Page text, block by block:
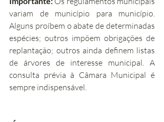
variam de município para município.
Alguns proíbem o abate de determinadas
espécies; outros impõem obrigações de
replantação; outros ainda definem listas
de árvores de interesse municipal. A
consulta prévia à Câmara Municipal é
sempre indispensável.